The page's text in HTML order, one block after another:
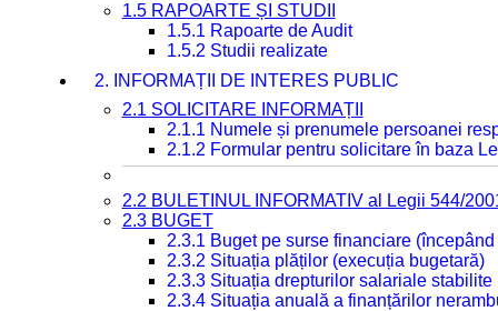
1.5 RAPOARTE ȘI STUDII
1.5.1 Rapoarte de Audit
1.5.2 Studii realizate
2. INFORMAȚII DE INTERES PUBLIC
2.1 SOLICITARE INFORMAȚII
2.1.1 Numele și prenumele persoanei
2.1.2 Formular pentru solicitare în baza
2.2 BULETINUL INFORMATIV al Legii 544/
2.3 BUGET
2.3.1 Buget pe surse financiare
2.3.2 Situația plăților (execuția bugetară)
2.3.3 Situația drepturilor salariale
2.3.4 Situația anuală a finanțărilor